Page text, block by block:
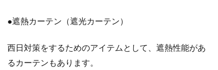
●遮熱カーテン（遮光カーテン）
西日対策をするためのアイテムとして、遮熱性能があ
るカーテンもあります。